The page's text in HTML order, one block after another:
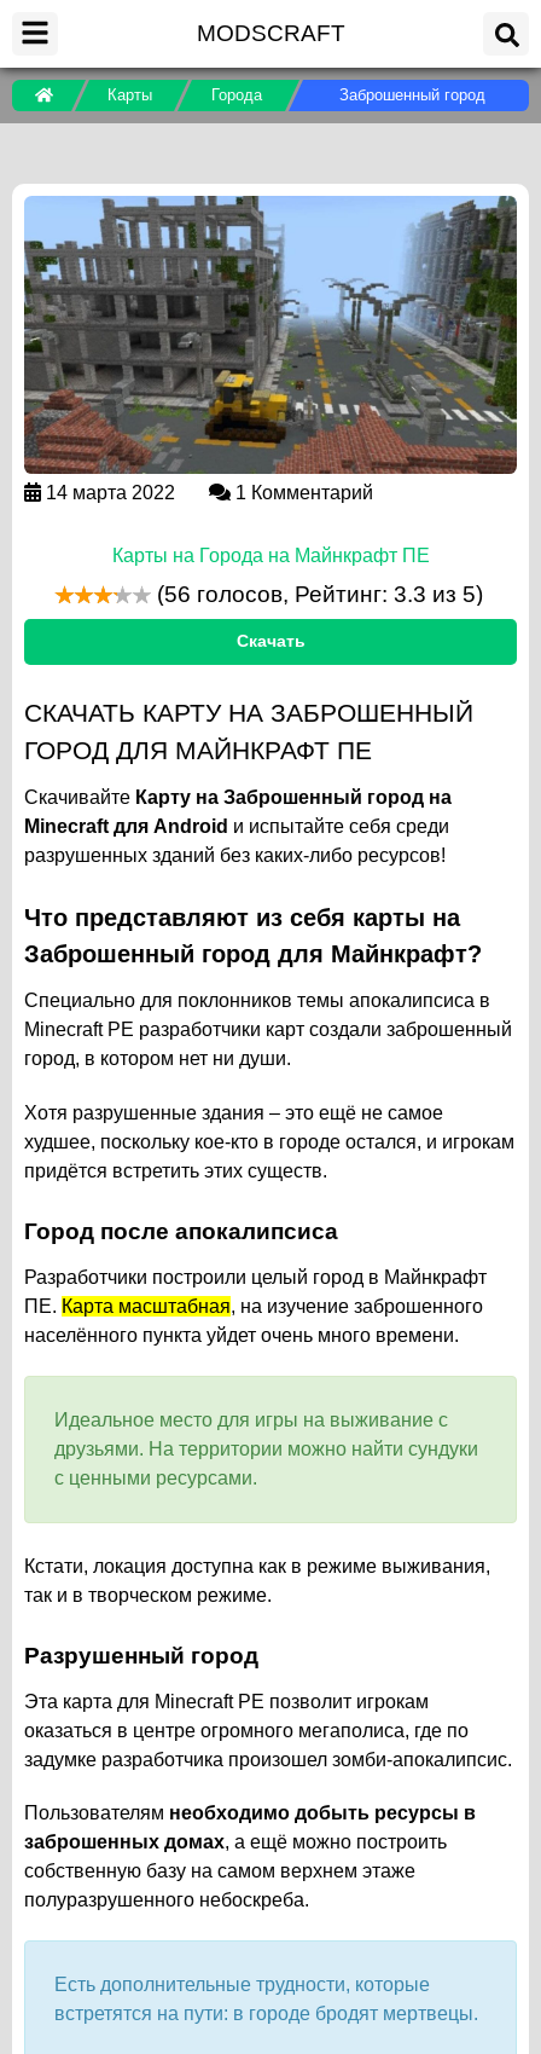
MODSCRAFT
Карты Города Заброшенный город
14 марта 2022 1 Комментарий
Карты на Города на Майнкрафт ПЕ
(56 голосов, Рейтинг: 3.3 из 5)
Скачать
СКАЧАТЬ КАРТУ НА ЗАБРОШЕННЫЙ
ГОРОД ДЛЯ МАЙНКРАФТ ПЕ
Скачивайте Карту на Заброшенный город на
Minecraft для Android и испытайте себя среди
разрушенных зданий без каких-либо ресурсов!
Что представляют из себя карты на
Заброшенный город для Майнкрафт?
Специально для поклонников темы апокалипсиса в
Minecraft PE разработчики карт создали заброшенный
город, в котором нет ни души.
Хотя разрушенные здания – это ещё не самое
худшее, поскольку кое-кто в городе остался, и игрокам
придётся встретить этих существ.
Город после апокалипсиса
Разработчики построили целый город в Майнкрафт
ПЕ. Карта масштабная, на изучение заброшенного
населённого пункта уйдет очень много времени.
Идеальное место для игры на выживание с
друзьями. На территории можно найти сундуки
с ценными ресурсами.
Кстати, локация доступна как в режиме выживания,
так и в творческом режиме.
Разрушенный город
Эта карта для Minecraft PE позволит игрокам
оказаться в центре огромного мегаполиса, где по
задумке разработчика произошел зомби-апокалипсис.
Пользователям необходимо добыть ресурсы в
заброшенных домах, а ещё можно построить
собственную базу на самом верхнем этаже
полуразрушенного небоскреба.
Есть дополнительные трудности, которые
встретятся на пути: в городе бродят мертвецы.